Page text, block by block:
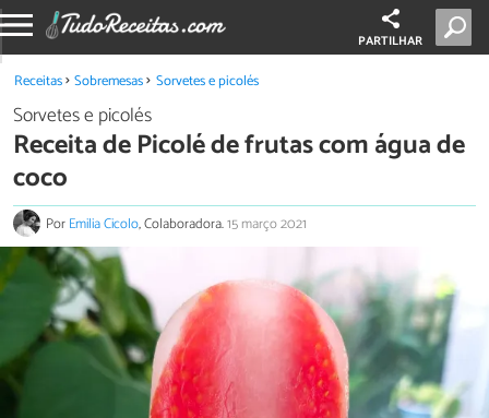
PARTILHAR
Receitas Sobremesas Sorvetes e picolés
Sorvetes e picolés
Receita de Picolé de frutas com água de
coco
PorEmilia Cicolo, Colaboradora.15 março 2021